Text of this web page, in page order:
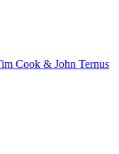
Cook & John Ternus